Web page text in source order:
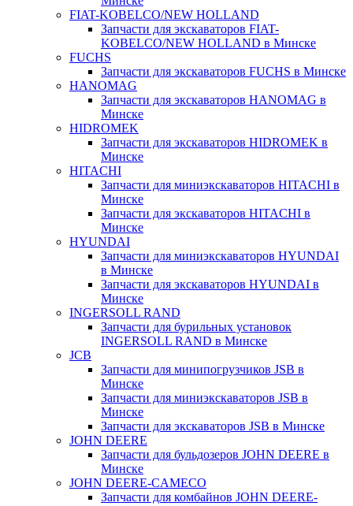
FIAT-KOBELCO/NEW HOLLAND
Запчасти для экскаваторов FIAT-
KOBELCO/NEW HOLLAND в Минске
FUCHS
Запчасти для экскаваторов FUCHS в Минске
HANOMAG
Запчасти для экскаваторов HANOMAG в
Минске
HIDROMEK
Запчасти для экскаваторов HIDROMEK в
Минске
HITACHI
Запчасти для миниэкскаваторов HITACHI в
Минске
Запчасти для экскаваторов HITACHI в
Минске
HYUNDAI
Запчасти для миниэкскаваторов HYUNDAI
в Минске
Запчасти для экскаваторов HYUNDAI в
Минске
INGERSOLL RAND
Запчасти для бурильных установок
INGERSOLL RAND в Минске
JCB
Запчасти для минипогрузчиков JSB в
Минске
Запчасти для миниэкскаваторов JSB в
Минске
Запчасти для экскаваторов JSB в Минске
JOHN DEERE
Запчасти для бульдозеров JOHN DEERE в
Минске
JOHN DEERE-CAMECO
Запчасти для комбайнов JOHN DEERE-